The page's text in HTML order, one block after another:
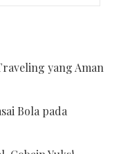
yang Aman
Bola pada